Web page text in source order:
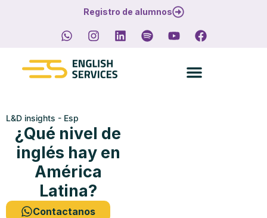
Registro de alumnos
L&D insights - Esp
¿Qué nivel de
inglés hay en
América
Latina?
Contactanos